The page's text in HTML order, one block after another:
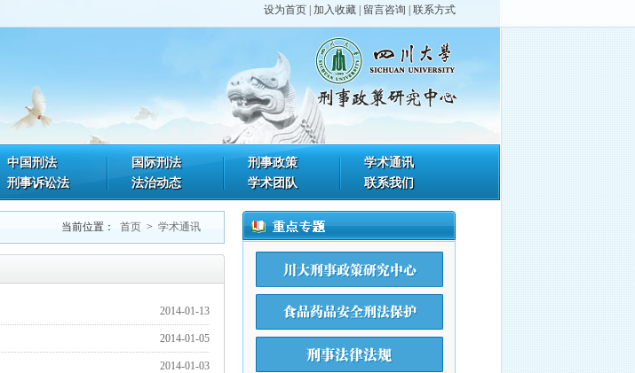
设为首页 加入收藏 留言咨询 联系方式
中国刑法 国际刑法 刑事政策
学术通讯
刑事诉讼法 法治动态 学术团队 联系我们
当前位置： 首页 > 学术通讯
2014-01-13
2014-01-05
2014-01-03